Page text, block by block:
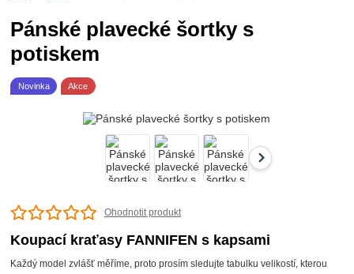
Pánské plavecké šortky s
potiskem
Novinka Akce
Ohodnotit produkt
Koupací kraťasy FANNIFEN s kapsami
Každý model zvlášť měříme, proto prosím sledujte tabulku velikostí, kterou